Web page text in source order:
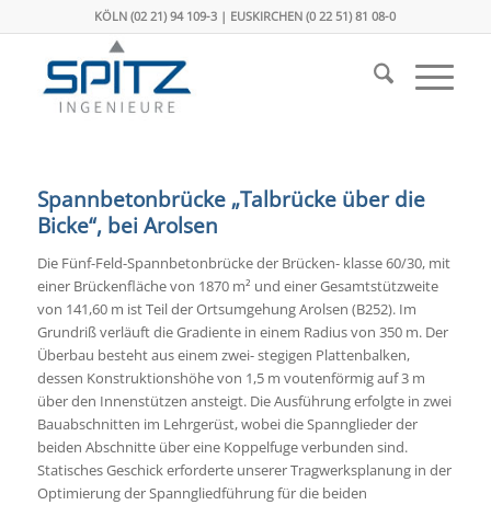
KÖLN (02 21) 94 109-3 | EUSKIRCHEN (0 22 51) 81 08-0
Spannbetonbrücke „Talbrücke über die
Bicke“, bei Arolsen
Die Fünf-Feld-Spannbetonbrücke der Brücken- klasse 60/30, mit
einer Brückenfläche von 1870 m² und einer Gesamtstützweite
von 141,60 m ist Teil der Ortsumgehung Arolsen (B252). Im
Grundriß verläuft die Gradiente in einem Radius von 350 m. Der
Überbau besteht aus einem zwei- stegigen Plattenbalken,
dessen Konstruktionshöhe von 1,5 m voutenförmig auf 3 m
über den Innenstützen ansteigt. Die Ausführung erfolgte in zwei
Bauabschnitten im Lehrgerüst, wobei die Spannglieder der
beiden Abschnitte über eine Koppelfuge verbunden sind.
Statisches Geschick erforderte unserer Tragwerksplanung in der
Optimierung der Spanngliedführung für die beiden